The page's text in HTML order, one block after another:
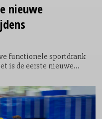
nieuwe
functionele sportdrank
is de eerste nieuwe
vond plaats tijdens de
een speciaal
twintig fitfluencers,
België het tegen